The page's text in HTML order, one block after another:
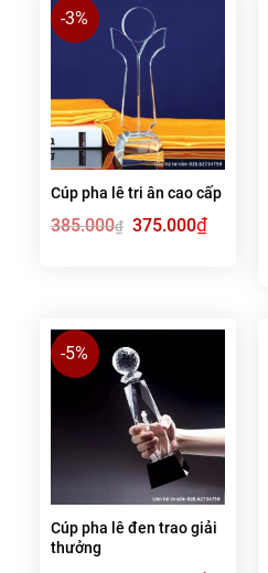
-3%
Cúp pha lê tri ân cao cấp
385.000₫ Giá
gốc
375.000₫Giá
hiện
-5%
Cúp pha lê đen trao giải
thưởng